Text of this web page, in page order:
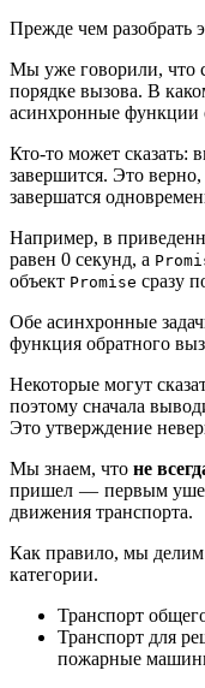
Прежде чем разобрать
Мы уже говорили, что
порядке вызова. В
асинхронные функции
Кто-то может сказать:
завершится. Это
завершатся
Например, в
равен 0 секунд, а
объект Promise сразу
Обе асинхронные
функция обратного
Некоторые могут
поэтому сначала
Это утверждение
Мы знаем, что не
пришел — первым
движения транспорта.
Как правило, мы делим
категории.
Транспорт
Транспорт для
пожарные